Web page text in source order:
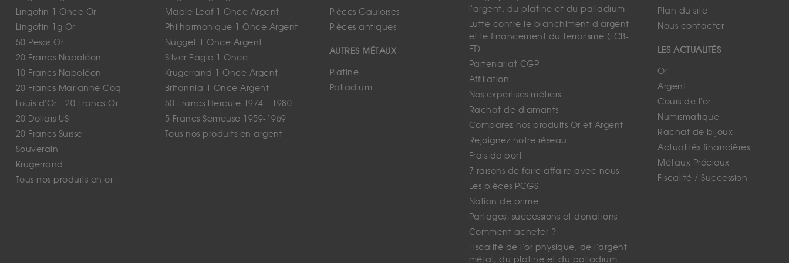
Lingotin 1 Once Or
Lingotin 1g Or
50 Pesos Or
20 Francs Napoléon
10 Francs Napoléon
20 Francs Marianne Coq
Louis d'Or - 20 Francs Or
20 Dollars US
20 Francs Suisse
Souverain
Krugerrand
Tous nos produits en or
Maple Leaf 1 Once Argent
Philharmonique 1 Once Argent
Nugget 1 Once Argent
Silver Eagle 1 Once
Krugerrand 1 Once Argent
Britannia 1 Once Argent
50 Francs Hercule 1974 - 1980
5 Francs Semeuse 1959-1969
Tous nos produits en argent
Pièces Gauloises
Pièces antiques
AUTRES MÉTAUX
Platine
Palladium
l'argent, du platine et du palladium
Lutte contre le blanchiment d'argent
et le financement du terrorisme (LCB-
FT)
Partenariat CGP
Affiliation
Nos expertises métiers
Rachat de diamants
Comparez nos produits Or et Argent
Rejoignez notre réseau
Frais de port
7 raisons de faire affaire avec nous
Les pièces PCGS
Notion de prime
Partages, successions et donations
Comment acheter ?
Fiscalité de l'or physique, de l'argent
métal, du platine et du palladium
Plan du site
Nous contacter
LES ACTUALITÉS
Or
Argent
Cours de l'or
Numismatique
Rachat de bijoux
Actualités financières
Métaux Précieux
Fiscalité / Succession